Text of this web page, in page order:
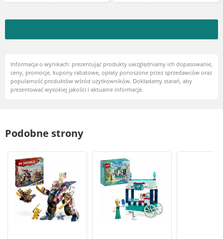
Informacja o wynikach: prezentując produkty uwzględniamy ich dopasowanie,
ceny, promocje, kupony rabatowe, opłaty ponoszone przez sprzedawców oraz
popularność produktów wśród użytkowników. Dokładamy starań, aby
prezentować wysokiej jakości i aktualne informacje.
Podobne strony